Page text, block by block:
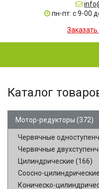
пн-пт: с 9-00
Каталог
Мотор-редукторы (372)
Червячные
Червячные
Цилиндрические (166)
Соосно-
Коническо-